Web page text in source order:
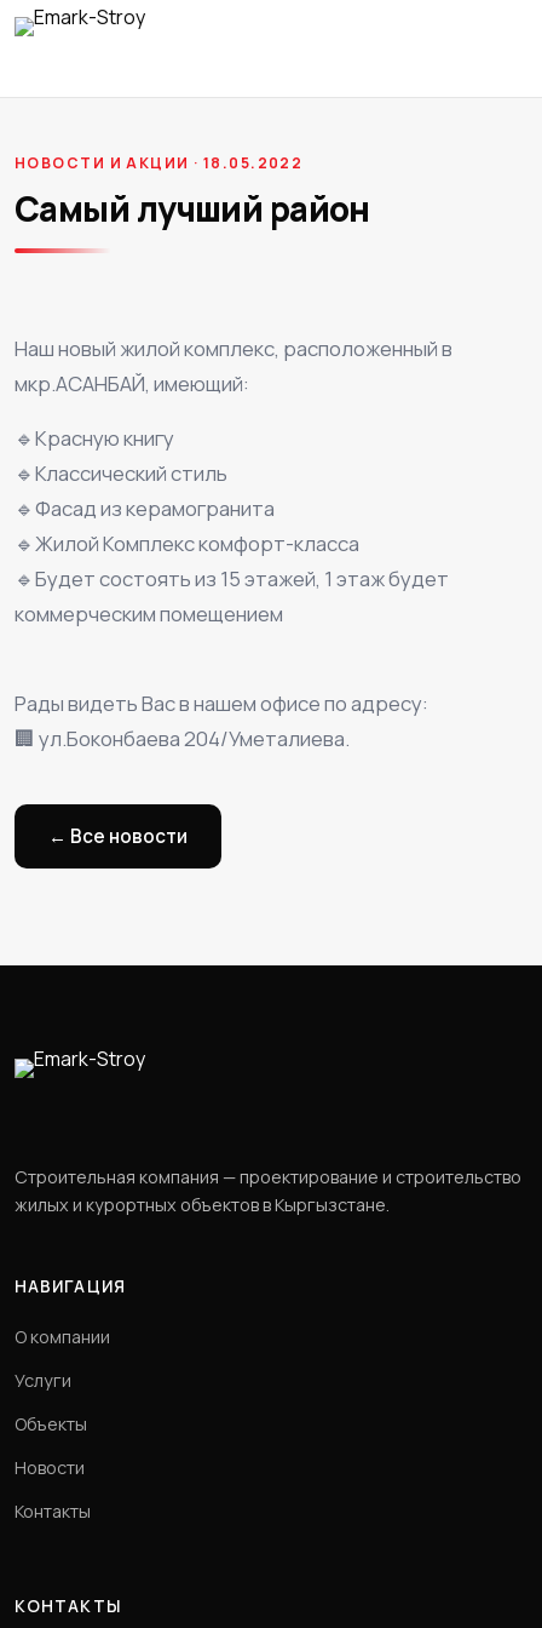
НОВОСТИ И АКЦИИ · 18.05.2022
Самый лучший район
Наш новый жилой комплекс, расположенный в
мкр.АСАНБАЙ, имеющий:
🔹Красную книгу
🔹Классический стиль
🔹Фасад из керамогранита
🔹Жилой Комплекс комфорт-класса
🔹Будет состоять из 15 этажей, 1 этаж будет
коммерческим помещением
Рады видеть Вас в нашем офисе по адресу:
🏢 ул.Боконбаева 204/Уметалиева.
← Все новости
Строительная компания — проектирование и строительство
жилых и курортных объектов в Кыргызстане.
НАВИГАЦИЯ
О компании
Услуги
Объекты
Новости
Контакты
КОНТАКТЫ